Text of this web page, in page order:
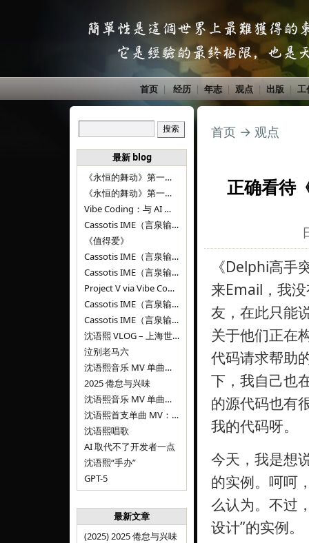
首页 | 经历 | 年志 | 观点 | 出版 | 工
最新 blog
《永恒的舞动》第一百二十八章
《永恒的舞动》第一百二十七章
Vibe Coding：与 AI 并肩进步——言泉输入法 v0.4.1
Cassotis IME（言泉输入法）v0.3.1
《值得爱》
Cassotis IME（言泉输入法）v0.2.0
Cassotis IME（言泉输入法）v0.1.0
Project V via Vibe Coding
Cassotis IME（言泉输入法）阶段二
Cassotis IME（言泉输入法）
沈语熙 VLOG – 上海世博文化公园双子山
泣别老马六
沈语熙音乐 MV 单曲第三弹：代码与白T恤
2025 倦怠与兴味
沈语熙音乐 MV 单曲第二弹：优雅时间
沈语熙首支单曲 MV：告别的倒影
沈语熙唱歌
AI 取代不了开发者一点
沈语熙“手办”
GPT-5
最新文章
(2025) 2025 倦怠与兴味
首页 → 观点
正确看待
《Delphi高手
来Email，我
友，在此只能
关于他们正在
代码请求帮助
下，我自己也
的源代码也有
我的代码呀。
今天，我是想
的实例。呵呵
么认为。不过
设计”的实例。